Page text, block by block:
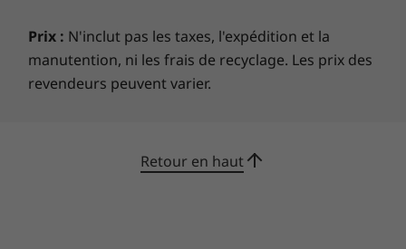
Prix : N'inclut pas les taxes, l'expédition et la
manutention, ni les frais de recyclage. Les prix des
revendeurs peuvent varier.
Retour en haut